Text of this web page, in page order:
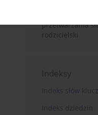
Relacje
dzieci z
przetwarzania
rodzicielski
Indeksy
Indeks słów
Indeks dziedzin